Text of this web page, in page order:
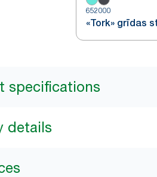
652000
«Tork» grīdas
specifications
details